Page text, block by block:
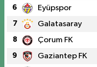
6 Eyüpspor
7 Galatasaray
8 Çorum FK
9 Gaziantep FK